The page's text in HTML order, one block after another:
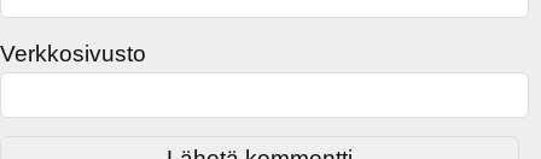
Verkkosivusto